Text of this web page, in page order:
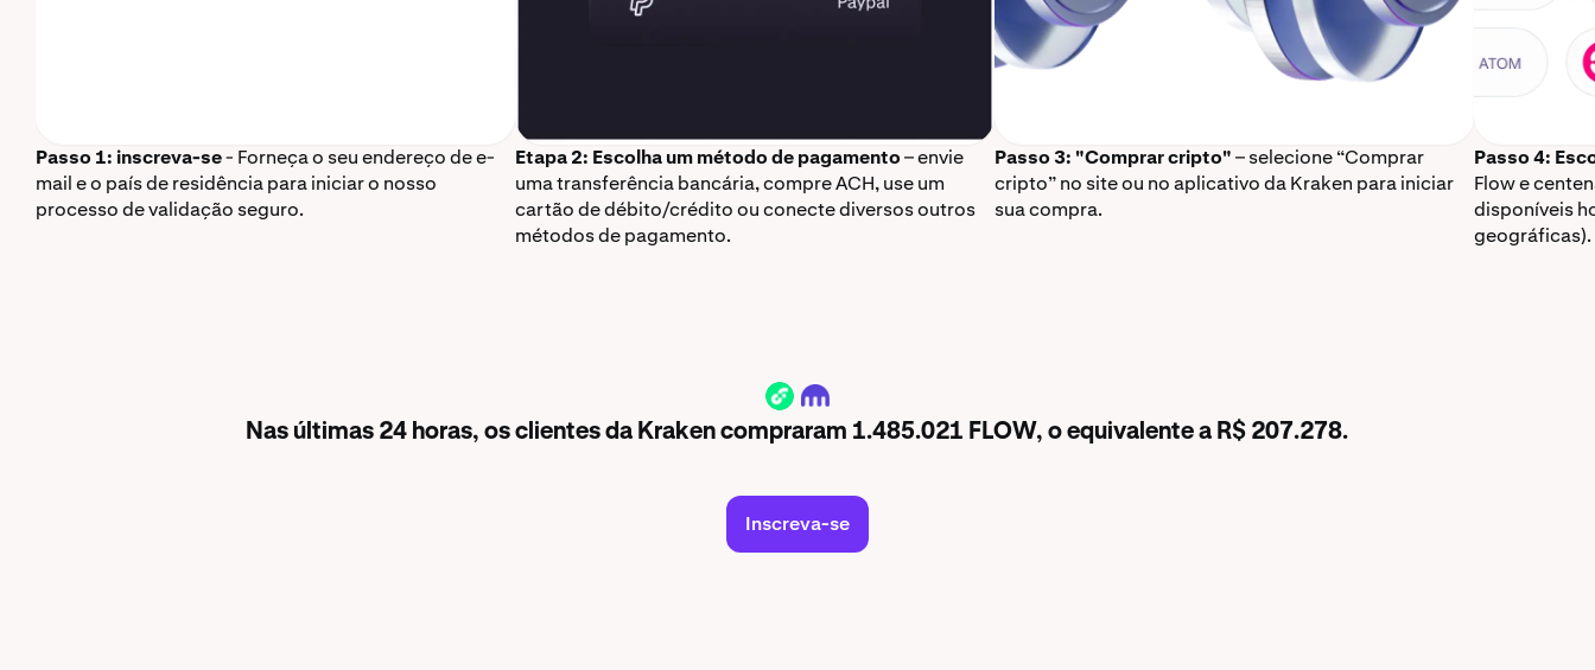
Passo 1: inscreva-se- Forneça o seu endereço de e-
mail e o país de residência para iniciar o nosso
processo de validação seguro.
Etapa 2: Escolha um método de pagamento– envie
uma transferência bancária, compre ACH, use um
cartão de débito/crédito ou conecte diversos outros
métodos de pagamento.
Passo 3: "Comprar cripto"– selecione “Comprar
cripto” no site ou no aplicativo da Kraken para iniciar
sua compra.
Passo 4:
Flow e
disponíveis
geográficas).
FLOW
Nas últimas 24 horas, os clientes da Kraken compraram 1.485.021 FLOW, o equivalente a R$ 207.278.
Inscreva-se